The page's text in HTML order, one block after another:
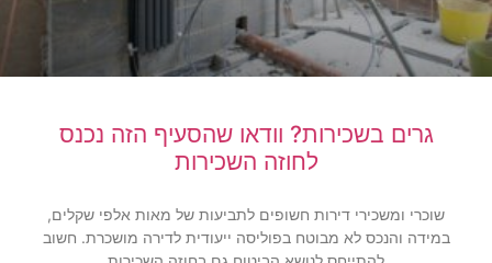
גרים בשכירות? וודאו שהסעיף הזה נכנס
לחוזה השכירות
שוכרי ומשכירי דירות חשופים לתביעות של מאות אלפי שקלים,
במידה והנכס לא מבוטח בפוליסה ייעודית לדירה מושכרת. חשוב